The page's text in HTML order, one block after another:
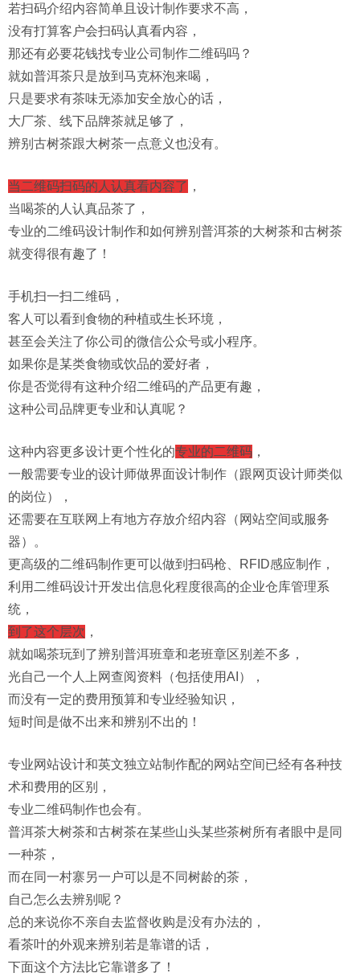
若扫码介绍内容简单且设计制作要求不高，
没有打算客户会扫码认真看内容，
那还有必要花钱找专业公司 制作二维码吗？
就如普洱茶只是放到马克杯泡来喝，
只是要求有茶味无添加安全放心的话，
大厂茶、线下品牌茶就足够了，
辨别古树茶跟大树茶一点意义也没有。
当二维码扫码的人认真看内容了 ，
当喝茶的人认真品茶了，
专业的二维码设计制作和如何辨别普洱茶的大树茶和古树茶
就变得很有趣了！
手机扫一扫二维码，
客人可以看到食物的种植或生长环境，
甚至会关注了你公司的微信公众号或小程序。
如果你是某类食物或饮品的爱好者，
你是否觉得有这种介绍二维码的产品更有趣，
这种公司品牌更专业和认真呢？
这种内容更多设计更个性化的专业的二维码 ，
一般需要专业的设计师做界面设计制作（跟网页设计师类似
的岗位），
还需要在互联网上有地方存放介绍内容（网站空间或服务
器）。
更高级的二维码制作更可以做到扫码枪、RFID感应制作，
利用二维码设计开发出信息化程度很高的企业仓库管理系
统，
到了这个层次 ，
就如喝茶玩到了辨别普洱班章和老班章区别差不多，
光自己一个人上网查阅资料（包括使用AI），
而没有一定的费用预算和专业经验知识，
短时间是做不出来和辨别不出的！
专业网站设计和英文独立站制作配的网站空间已经有各种技
术和费用的区别，
专业二维码制作也会有。
普洱茶大树茶和古树茶在某些山头某些茶树所有者眼中是同
一种茶，
而在同一村寨另一户可以是不同树龄的茶，
自己怎么去辨别呢？
总的来说你不亲自去监督收购是没有办法的，
看茶叶的外观来辨别若是靠谱的话，
下面这个方法比它靠谱多了！